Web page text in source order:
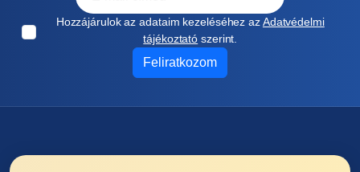
Hozzájárulok az adataim kezeléséhez azAdatvédelmi
tájékoztató szerint.
Feliratkozom